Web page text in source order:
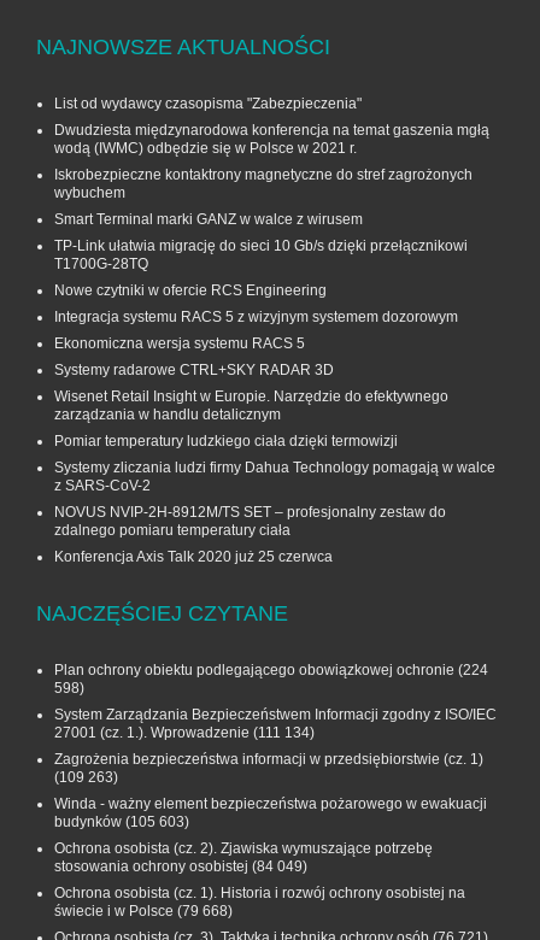
NAJNOWSZE AKTUALNOŚCI
List od wydawcy czasopisma "Zabezpieczenia"
Dwudziesta międzynarodowa konferencja na temat gaszenia mgłą
wodą (IWMC) odbędzie się w Polsce w 2021 r.
Iskrobezpieczne kontaktrony magnetyczne do stref zagrożonych
wybuchem
Smart Terminal marki GANZ w walce z wirusem
TP-Link ułatwia migrację do sieci 10 Gb/s dzięki przełącznikowi
T1700G‑28TQ
Nowe czytniki w ofercie RCS Engineering
Integracja systemu RACS 5 z wizyjnym systemem dozorowym
Ekonomiczna wersja systemu RACS 5
Systemy radarowe CTRL+SKY RADAR 3D
Wisenet Retail Insight w Europie. Narzędzie do efektywnego
zarządzania w handlu detalicznym
Pomiar temperatury ludzkiego ciała dzięki termowizji
Systemy zliczania ludzi firmy Dahua Technology pomagają w walce
z SARS-CoV-2
NOVUS NVIP-2H-8912M/TS SET – profesjonalny zestaw do
zdalnego pomiaru temperatury ciała
Konferencja Axis Talk 2020 już 25 czerwca
NAJCZĘŚCIEJ CZYTANE
Plan ochrony obiektu podlegającego obowiązkowej ochronie (224
598)
System Zarządzania Bezpieczeństwem Informacji zgodny z ISO/IEC
27001 (cz. 1.). Wprowadzenie (111 134)
Zagrożenia bezpieczeństwa informacji w przedsiębiorstwie (cz. 1)
(109 263)
Winda - ważny element bezpieczeństwa pożarowego w ewakuacji
budynków (105 603)
Ochrona osobista (cz. 2). Zjawiska wymuszające potrzebę
stosowania ochrony osobistej (84 049)
Ochrona osobista (cz. 1). Historia i rozwój ochrony osobistej na
świecie i w Polsce (79 668)